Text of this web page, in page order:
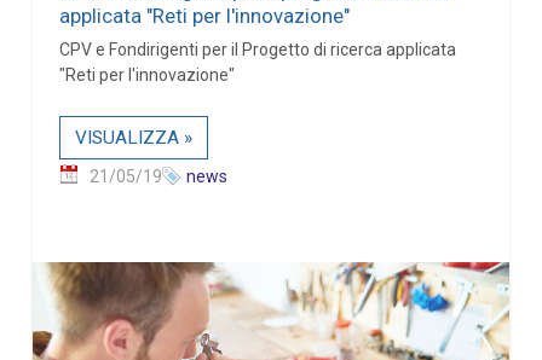
applicata "Reti per l'innovazione"
CPV e Fondirigenti per il Progetto di ricerca applicata
"Reti per l'innovazione"
VISUALIZZA »
21/05/19 news